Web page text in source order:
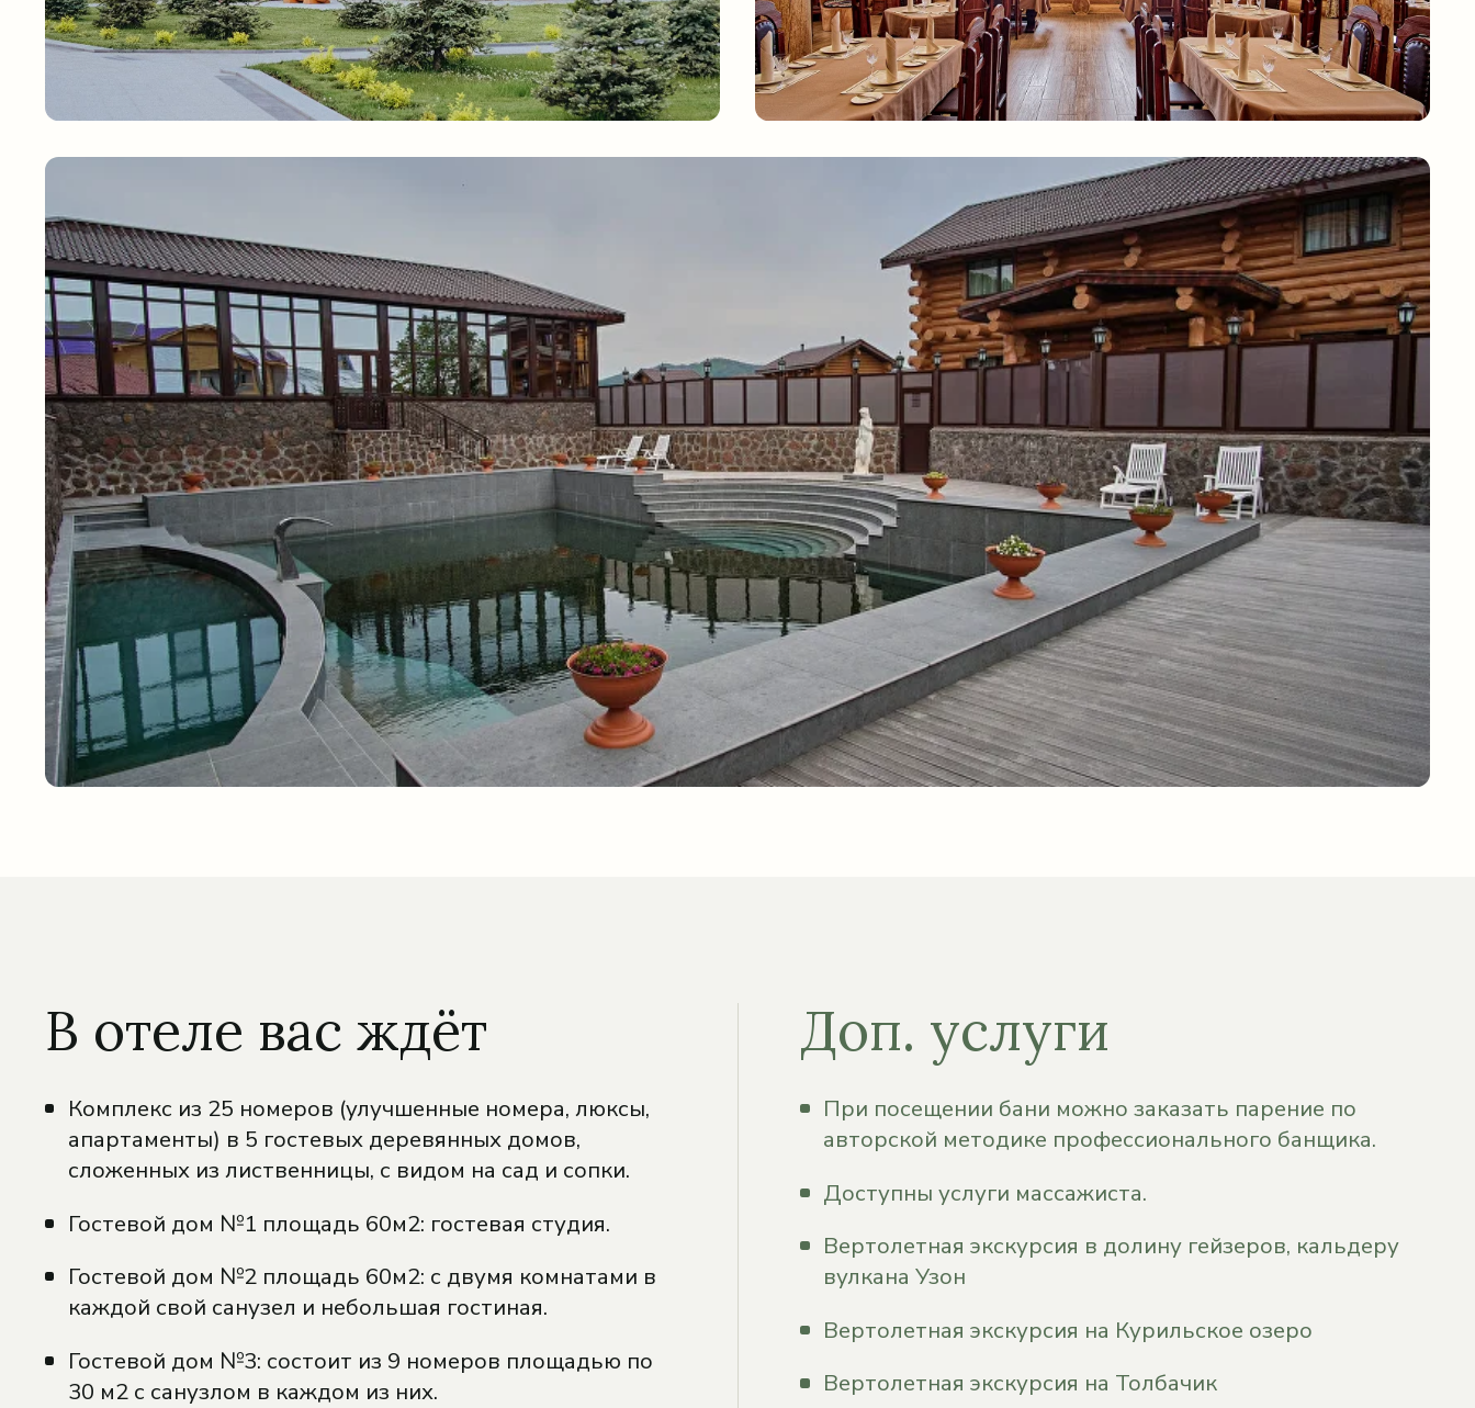
В отеле вас ждёт
Комплекс из 25 номеров (улучшенные номера, люксы,
апартаменты) в 5 гостевых деревянных домов,
сложенных из лиственницы, с видом на сад и сопки.
Гостевой дом №1 площадь 60м2: гостевая студия.
Гостевой дом №2 площадь 60м2: с двумя комнатами в
каждой свой санузел и небольшая гостиная.
Гостевой дом №3: состоит из 9 номеров площадью по
30 м2 с санузлом в каждом из них.
Доп. услуги
При посещении бани можно заказать парение по
авторской методике профессионального банщика.
Доступны услуги массажиста.
Вертолетная экскурсия в долину гейзеров, кальдеру
вулкана Узон
Вертолетная экскурсия на Курильское озеро
Вертолетная экскурсия на Толбачик